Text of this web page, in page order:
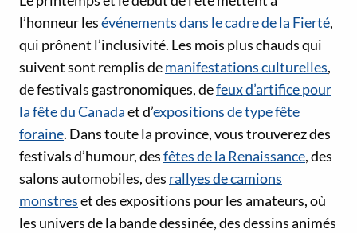
l’honneur lesévénements dans le cadre de la Fierté,
qui prônent l’inclusivité. Les mois plus chauds qui
suivent sont remplis demanifestations culturelles,
de festivals gastronomiques, defeux d’artifice pour
la fête du Canadaet d’expositions de type fête
foraine. Dans toute la province, vous trouverez des
festivals d’humour, desfêtes de la Renaissance, des
salons automobiles, des rallyes de camions
monstreset des expositions pour les amateurs, où
les univers de la bande dessinée, des dessins animés